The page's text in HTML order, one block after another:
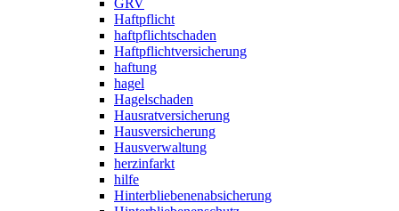
GRV
Haftpflicht
haftpflichtschaden
Haftpflichtversicherung
haftung
hagel
Hagelschaden
Hausratversicherung
Hausversicherung
Hausverwaltung
herzinfarkt
hilfe
Hinterbliebenenabsicherung